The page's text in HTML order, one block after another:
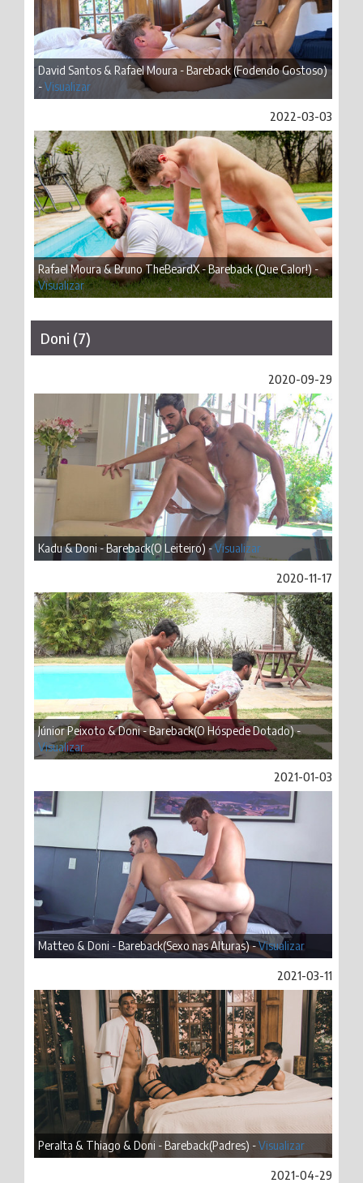
David Santos & Rafael Moura - Bareback (Fodendo Gostoso)
-Visualizar
2022-03-03
Rafael Moura & Bruno TheBeardX - Bareback (Que Calor!) -
Visualizar
Doni (7)
2020-09-29
Kadu & Doni - Bareback(O Leiteiro) -Visualizar
2020-11-17
Júnior Peixoto & Doni - Bareback(O Hóspede Dotado) -
Visualizar
2021-01-03
Matteo & Doni - Bareback(Sexo nas Alturas) -Visualizar
2021-03-11
Peralta & Thiago & Doni - Bareback(Padres) -Visualizar
2021-04-29